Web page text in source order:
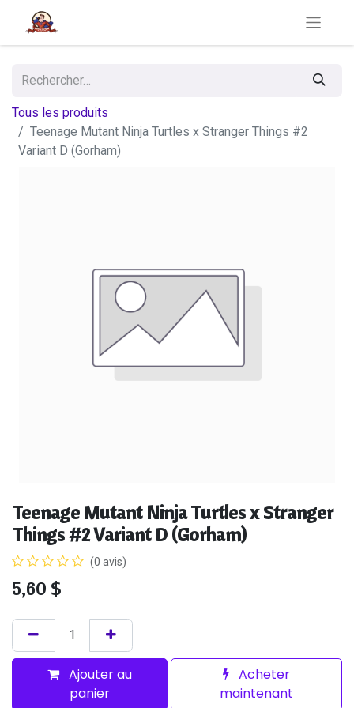
Tous les produits
Teenage Mutant Ninja Turtles x Stranger Things #2
Variant D (Gorham)
Teenage Mutant Ninja Turtles x Stranger
Things #2 Variant D (Gorham)
(0 avis)
5,60 $
Ajouter au
panier
Acheter
maintenant